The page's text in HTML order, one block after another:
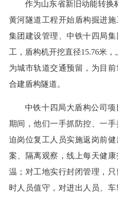
作为山东省新旧动能转换
黄河隧道工程开始盾构掘进
集团建设管理、中铁十四局
工，盾构机开挖直径15.76米
为城市轨道交通预留，为目
合建盾构隧道。
中铁十四局大盾构公司
期间，他们一手抓防控、一
迫岗位复工人员实施返岗前
案、隔离观察，线上每天健
温；对工地实行封闭管理，
时人员值守，对进出人员、